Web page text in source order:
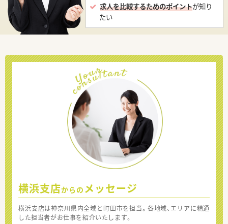
求人を比較するためのポイントが知り
たい
横浜支店からの メッセージ
横浜支店は神奈川県内全域と町田市を担当。各地域、エリアに精通
した担当者がお仕事を紹介いたします。